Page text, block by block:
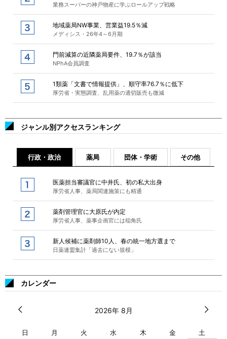
業務スーパーの神戸物産に学ぶロールアップ戦略
地域薬局NW事業、営業益19.5％減
メディシス・26年4～6月期
門前減算の近隣薬局要件、19.7％が該当
NPhA会員調査
1類薬「文書で情報提供」、順守率76.7％に低下
厚労省・実態調査、乱用薬の適切販売も微減
ジャンル別アクセスランキング
行政・政治 薬局 団体・学術 その他
医薬担当審議官に中井氏、初の私大出身
厚労省人事、薬局関連施策にも精通
薬剤管理官に大原氏が内定
厚労省人事、薬事企画官には稲角氏
新人候補に薬剤師10人、春の統一地方選まで
日薬連盟集計「過去にない規模」
カレンダー
2026年 8月
日 月 火 水 木 金 土